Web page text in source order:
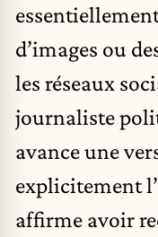
d’images ou
les réseaux
journaliste
avance une
explicitement
affirme avoir